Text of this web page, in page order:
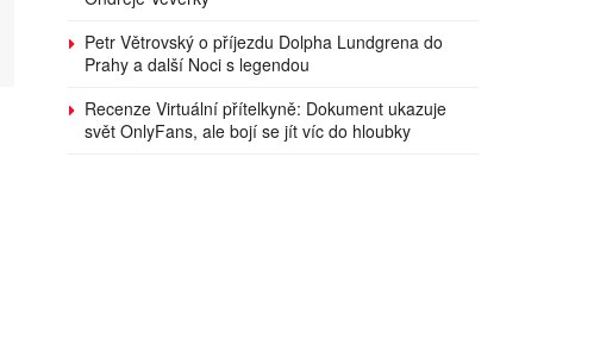
Petr Větrovský o příjezdu Dolpha Lundgrena do
Prahy a další Noci s legendou
Recenze Virtuální přítelkyně: Dokument ukazuje
svět OnlyFans, ale bojí se jít víc do hloubky